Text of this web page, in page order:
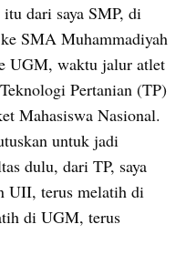
itu dari saya SMP, di
SMA Muhammadiyah
UGM, waktu jalur atlet
Pertanian (TP)
Mahasiswa Nasional.
untuk jadi
dulu, dari TP, saya
UII, terus melatih di
di UGM, terus